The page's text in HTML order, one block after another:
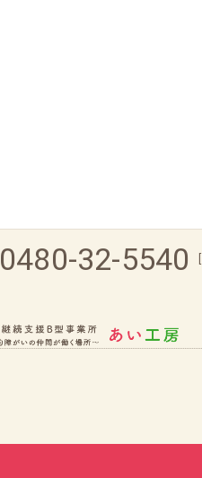
0480-32-5540